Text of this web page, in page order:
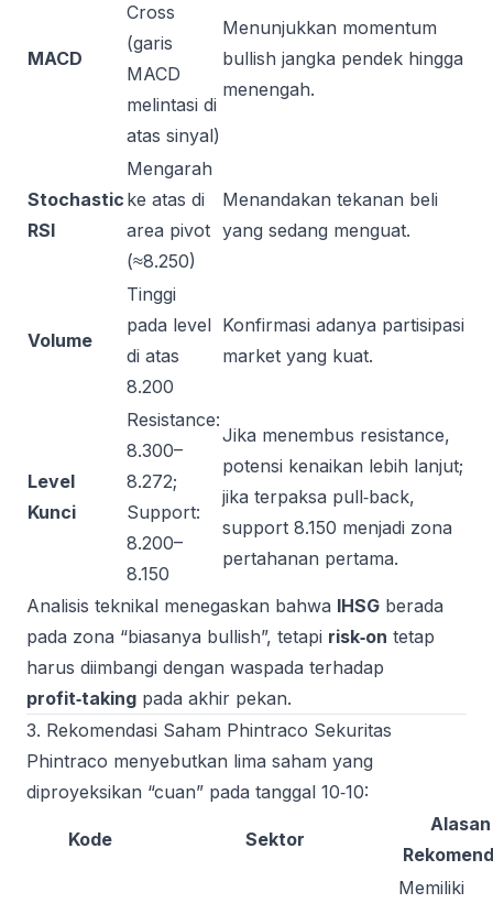
MACD
Cross
(garis
MACD
melintasi di
atas sinyal)
Menunjukkan momentum
bullish jangka pendek hingga
menengah.
Stochastic
RSI
Mengarah
ke atas di
area pivot
(≈8.250)
Menandakan tekanan beli
yang sedang menguat.
Volume
Tinggi
pada level
di atas
8.200
Konfirmasi adanya partisipasi
market yang kuat.
Level
Kunci
Resistance:
8.300–
8.272;
Support:
8.200–
8.150
Jika menembus resistance,
potensi kenaikan lebih lanjut;
jika terpaksa pull‑back,
support 8.150 menjadi zona
pertahanan pertama.
Analisis teknikal menegaskan bahwa IHSG berada
pada zona “biasanya bullish”, tetapi risk‑on tetap
harus diimbangi dengan waspada terhadap
profit‑taking pada akhir pekan.
3. Rekomendasi Saham Phintraco Sekuritas
Phintraco menyebutkan lima saham yang
diproyeksikan “cuan” pada tanggal 10‑10:
Kode Sektor
Alasan
Memiliki